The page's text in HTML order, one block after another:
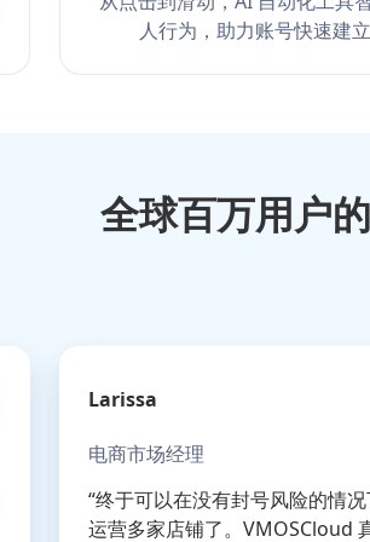
人行为，助力账号快速建
全球百万用户
Larissa
电商市场经理
“终于可以在没有封号风险的情
运营多家店铺了。VMOSCloud